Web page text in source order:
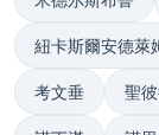
紐卡斯爾安德萊
考文垂 聖